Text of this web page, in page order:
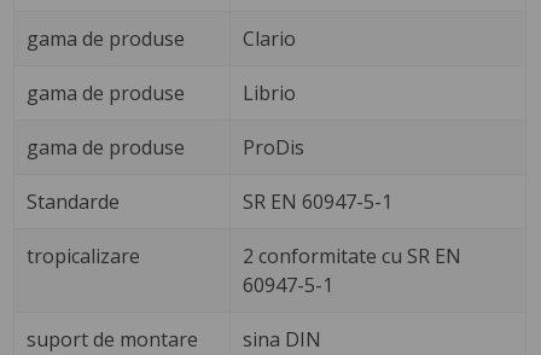
gama de produse Clario
gama de produse Librio
gama de produse ProDis
Standarde SR EN 60947-5-1
tropicalizare
2 conformitate cu SR EN
60947-5-1
suport de montare sina DIN